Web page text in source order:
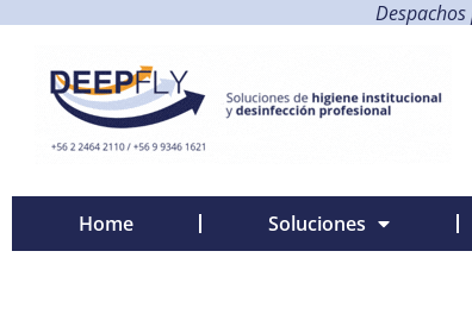
Home Soluciones